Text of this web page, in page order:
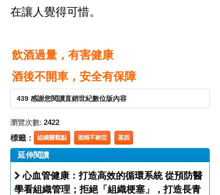
在讓人覺得可惜。
飲酒過量，有害健康
酒後不開車，安全有保障
439 感謝您閱讀直銷世紀數位版內容
瀏覽次數: 2422
標籤： 組織醫觀點 酒精不耐症 基因
延伸閱讀
心血管健康：打造高效的循環系統 從預防醫
學看組織管理；拒絕「組織梗塞」，打造長青